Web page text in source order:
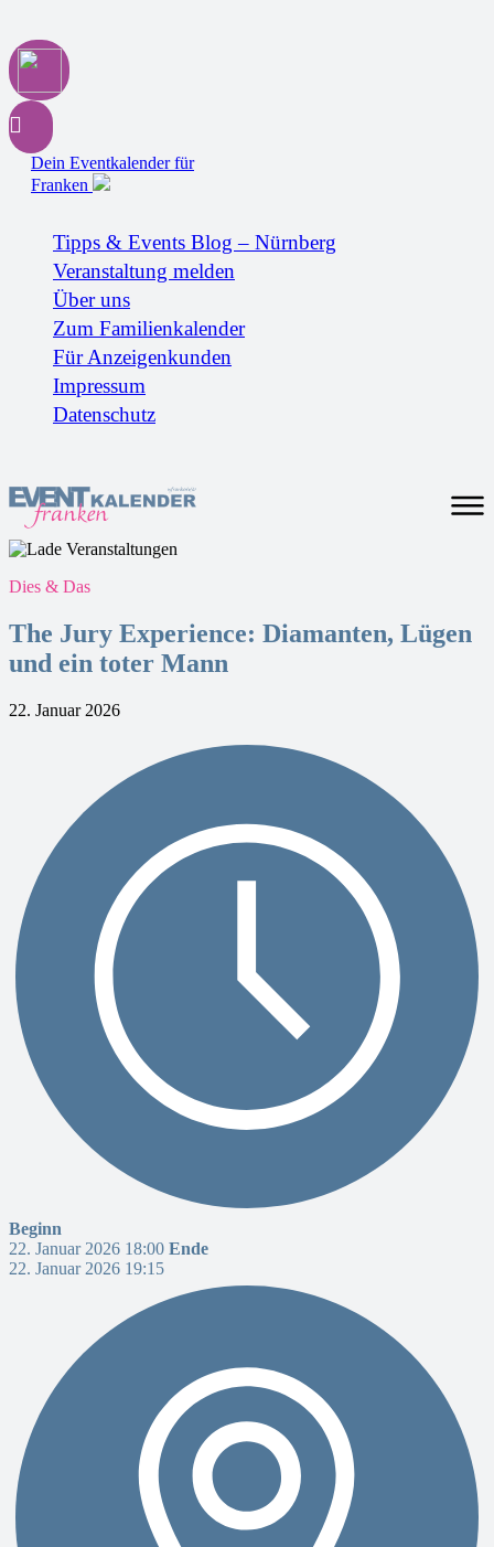
Dein Eventkalender für
Franken
Tipps & Events Blog – Nürnberg
Veranstaltung melden
Über uns
Zum Familienkalender
Für Anzeigenkunden
Impressum
Datenschutz
Dies & Das
The Jury Experience: Diamanten, Lügen
und ein toter Mann
22. Januar 2026
Beginn
22. Januar 2026 18:00 Ende
22. Januar 2026 19:15